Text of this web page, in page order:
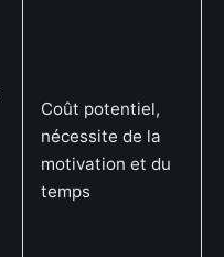
Coût potentiel,
nécessite de la
motivation et du
temps